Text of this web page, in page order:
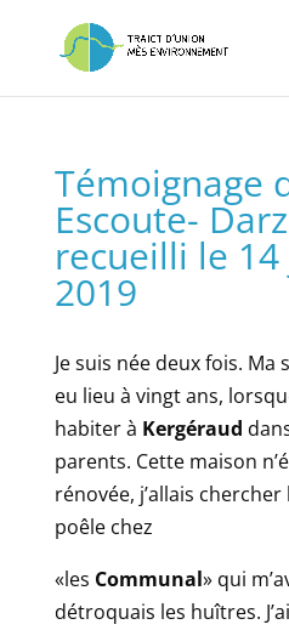
Témoignage
Escoute-
recueilli le
2019
Je suis née deux fois. Ma
eu lieu à vingt ans,
habiter à Kergéraud
parents. Cette maison
rénovée, j’allais
poêle chez
«les Communal» qui
détroquais les huîtres.